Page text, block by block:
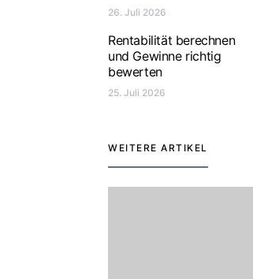
26. Juli 2026
Rentabilität berechnen
und Gewinne richtig
bewerten
25. Juli 2026
WEITERE ARTIKEL